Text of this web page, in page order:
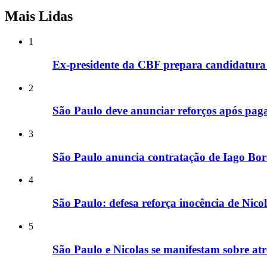
Mais Lidas
1
Ex-presidente da CBF prepara candidatura
2
São Paulo deve anunciar reforços após
3
São Paulo anuncia contratação de Iago
4
São Paulo: defesa reforça inocência de
5
São Paulo e Nicolas se manifestam sobre